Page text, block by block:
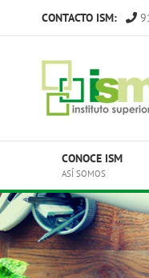
CONTACTO ISM:
CONOCE ISM
ASÍ SOMOS